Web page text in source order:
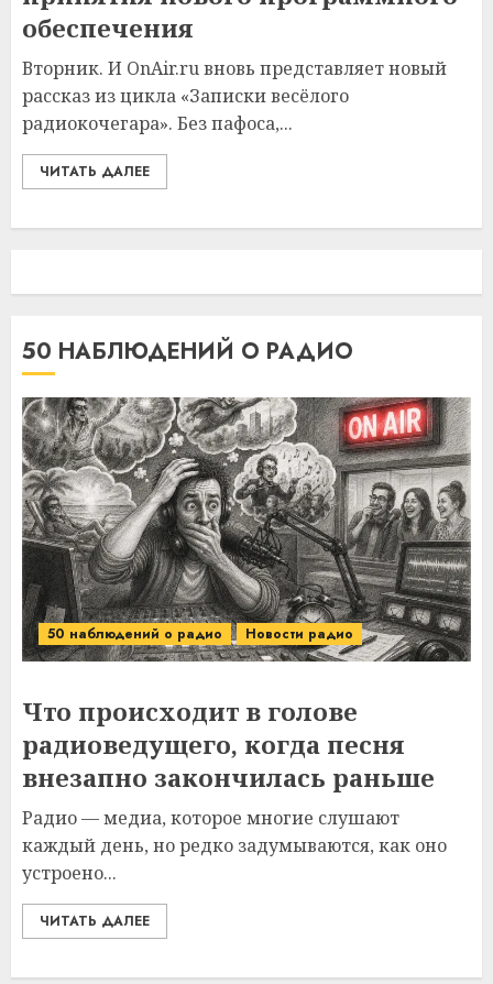
обеспечения
Вторник. И OnAir.ru вновь представляет новый
рассказ из цикла «Записки весёлого
радиокочегара». Без пафоса,...
ЧИТАТЬ ДАЛЕЕ
50 НАБЛЮДЕНИЙ О РАДИО
50 наблюдений о радио Новости радио
Что происходит в голове
радиоведущего, когда песня
внезапно закончилась раньше
Радио — медиа, которое многие слушают
каждый день, но редко задумываются, как оно
устроено...
ЧИТАТЬ ДАЛЕЕ